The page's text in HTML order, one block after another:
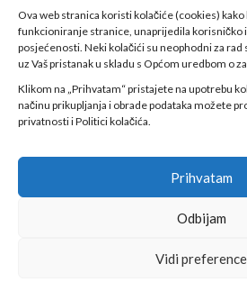
Ova web stranica koristi kolačiće (cookies)
funkcioniranje stranice, unaprijedila korisničko
posjećenosti. Neki kolačići su neophodni za
uz Vaš pristanak u skladu s Općom uredbom o
Klikom na „Prihvatam“ pristajete na upotrebu
načinu prikupljanja i obrade podataka možete
privatnosti i Politici kolačića.
Prihvatam
Odbijam
Vidi preference
zadržana!